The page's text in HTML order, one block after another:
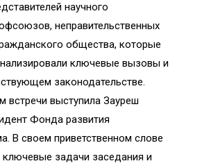
научного
неправительственных
общества, которые
ключевые вызовы и
законодательстве.
встречи выступила Зауреш
Фонда развития
В своем приветственном слове
задачи заседания и